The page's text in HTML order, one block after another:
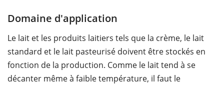
Domaine d'application
Le lait et les produits laitiers tels que la crème, le lait
standard et le lait pasteurisé doivent être stockés en
fonction de la production. Comme le lait tend à se
décanter même à faible température, il faut le